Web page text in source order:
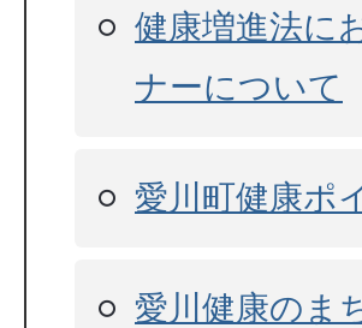
健康増進法に
ナーについて
愛川町健康ポ
愛川健康のま